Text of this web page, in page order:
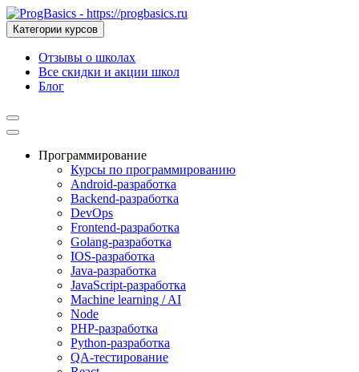
Категории курсов
Отзывы о школах
Все скидки и акции школ
Блог
Программирование
Курсы по программированию
Android-разработка
Backend-разработка
DevOps
Frontend-разработка
Golang-разработка
IOS-разработка
Java-разработка
JavaScript-разработка
Machine learning / AI
Node
PHP-разработка
Python-разработка
QA-тестирование